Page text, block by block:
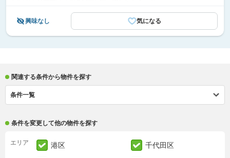
興味なし 気になる
関連する条件から物件を探す
条件一覧
条件を変更して他の物件を探す
エリア 港区 千代田区